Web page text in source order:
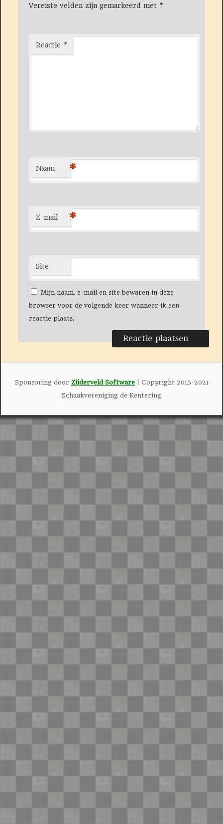
Vereiste velden zijn gemarkeerd met *
Reactie *
Naam *
E-mail *
Site
Mijn naam, e-mail en site bewaren in deze
browser voor de volgende keer wanneer ik een
reactie plaats.
Sponsoring door Zijderveld Software| Copyright 2013-2021
Schaakvereniging de Kentering